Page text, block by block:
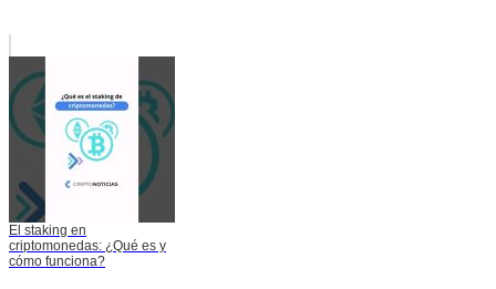
El staking en
criptomonedas: ¿Qué es y
cómo funciona?